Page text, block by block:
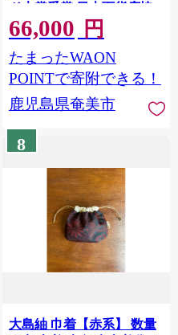
ド大賞受賞 日本百貨店協
会会長賞受賞 蝶 ネクタイ
絹 シルク 金具 真鍮 メンズ
ファッション おしゃれ 手
作り 小物 結婚式 新郎 演奏
ト 贈答 ギフト 伝統工芸品
66,000 円
たまったWAON
POINTで寄附できる！
鹿児島県奄美市
8
大島紬 巾着【赤系】 数量